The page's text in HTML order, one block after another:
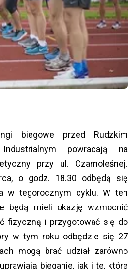
biegowe przed Rudzkim
Industrialnym powracają na
przy ul. Czarnoleśnej.
o godz. 18.30 odbędą się
w tegorocznym cyklu. W ten
będą mieli okazję wzmocnić
fizyczną i przygotować się do
w tym roku odbędzie się 27
mogą brać udział zarówno
bieganie, jak i te, które